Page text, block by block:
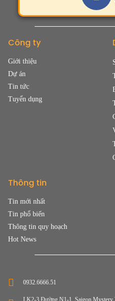
Công ty
Giới thiệu
Dự án
Tin tức
Tuyển dụng
Thông tin
Tin mới nhất
Tin phổ biến
Thông tin quy hoạch
Hot News
0932.6666.51
LK2-3 Đường N1-1, Saigon Mystery